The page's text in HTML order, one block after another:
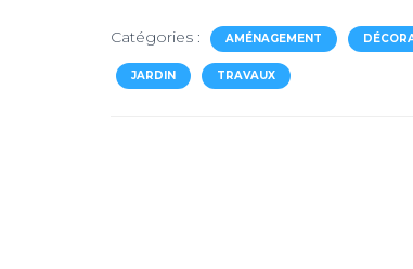
Catégories : AMÉNAGEMENT
JARDIN TRAVAUX